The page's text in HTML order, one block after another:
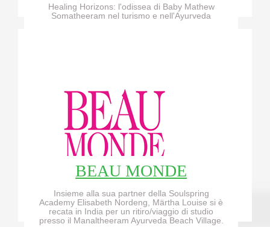
Healing Horizons: l'odissea di Baby Mathew
Somatheeram nel turismo e nell'Ayurveda
BEAU MONDE
Insieme alla sua partner della Soulspring
Academy Elisabeth Nordeng, Märtha Louise si è
recata in India per un ritiro/viaggio di studio
presso il Manaltheeram Ayurveda Beach Village.